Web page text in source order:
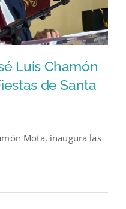
las
2025
Luis Chamón
de Santa
Mota, inaugura las